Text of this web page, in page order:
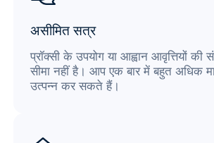
असीमित सत्र
प्रॉक्सी के उपयोग या आह्वान आवृत्तियों की
सीमा नहीं है। आप एक बार में बहुत अधिक
उत्पन्न कर सकते हैं।